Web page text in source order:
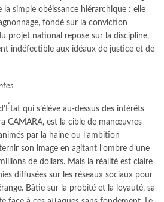
la simple obéissance hiérarchique : elle
fondé sur la conviction
projet national repose sur la discipline,
indéfectible aux idéaux de justice et de
qui s’élève au-dessus des intérêts
CAMARA, est la cible de manœuvres
par la haine ou l’ambition
son image en agitant l’ombre d’une
de dollars. Mais la réalité est claire
diffusées sur les réseaux sociaux pour
Bâtie sur la probité et la loyauté, sa